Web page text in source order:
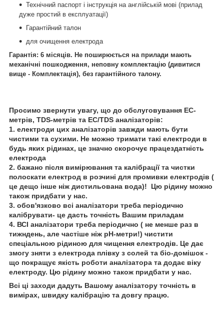
Технічний паспорт і інструкція на англійській мові (прилад
дуже простий в експлуатації)
Гарантійний талон
для очищення електрода
Гарантія: 6 місяців. Не поширюється на прилади мають
механічні пошкодження, неповну комплектацію (дивитися
вище - Комплектація), без гарантійного талону.
Просимо звернути увагу, що до обслуговування EC-
метрів, TDS-метрів та EC/TDS аналізаторів:
1. електроди цих аналізаторів завжди мають бути
чистими та сухими. Не можно тримати такі електроди в
будь яких рідинах, це значно скорочує працездатність
електрода
2. бажано після вимірювання та калібрації та чистки
полоскати електрод в розчині для промивки електродів (
це дещо інше ніж дистильована вода)! Цю рідину можно
також придбати у нас.
3. обов'язково всі аналізатори треба періодично
калібрувати- це дасть точність Вашим приладам
4. ВСІ аналізатори треба періодично ( не менше раз в
тижндень, але частіше ніж рН-метри!) чистити
спеціальною рідиною для чищення електродів. Це дає
змогу зняти з електрода плівку з солей та біо-домішок -
що покращує якість роботи аналізатора та додає віку
електроду. Цю рідину можно також придбати у нас.
Всі ці заходи дадуть Вашому аналізатору точність в
вимірах, швидку калібрацію та довгу працю.